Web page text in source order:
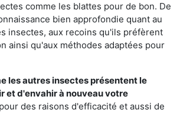
comme les blattes pour de bon. De
bien approfondie quant au
insectes, aux recoins qu'ils préfèrent
ainsi qu'aux méthodes adaptées pour
les autres insectes présentent le
et d'envahir à nouveau votre
des raisons d'efficacité et aussi de